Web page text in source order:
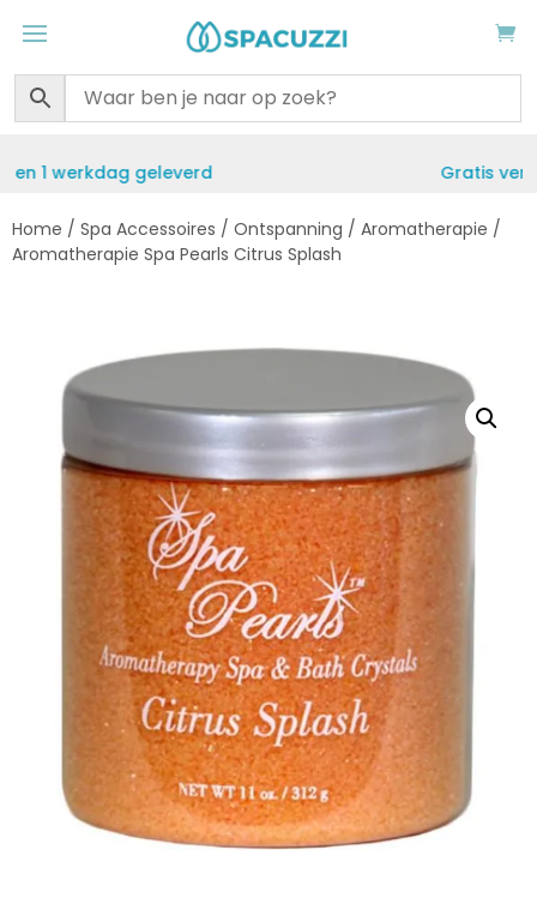
Gratis verzending vanaf €50
Home / Spa Accessoires / Ontspanning / Aromatherapie /
Aromatherapie Spa Pearls Citrus Splash